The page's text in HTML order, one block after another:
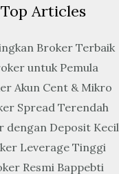
Top Articles
Broker Terbaik
untuk Pemula
Akun Cent & Mikro
Spread Terendah
dengan Deposit Kecil
Leverage Tinggi
Resmi Bappebti